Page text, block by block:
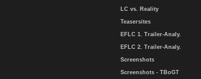
LC vs. Reality
Teasersites
EFLC 1. Trailer-Analy.
EFLC 2. Trailer-Analy.
Screenshots
Screenshots - TBoGT